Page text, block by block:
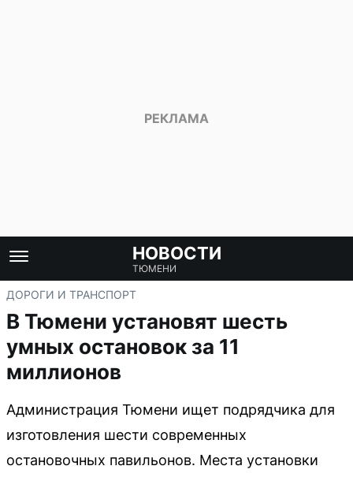
НОВОСТИ
ТЮМЕНИ
ДОРОГИ И ТРАНСПОРТ
В Тюмени установят шесть
умных остановок за 11
миллионов
Администрация Тюмени ищет подрядчика для
изготовления шести современных
остановочных павильонов. Места установки